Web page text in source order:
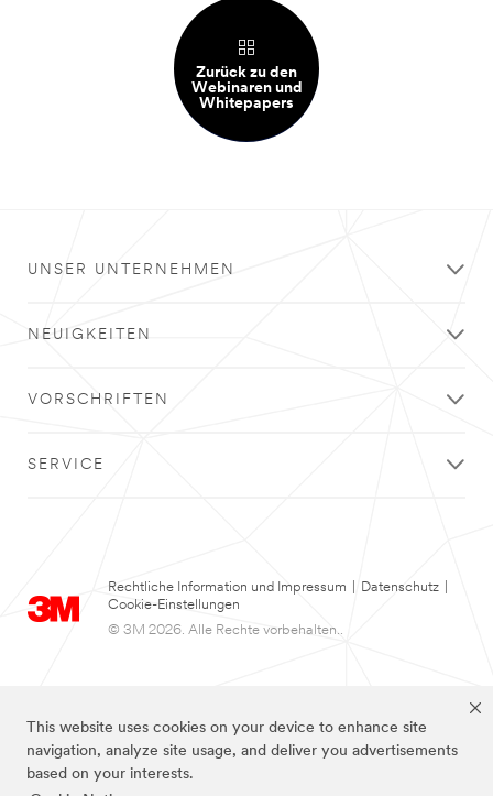
This website uses cookies on your device to enhance site
navigation, analyze site usage, and deliver you advertisements
based on your interests.
Zurück zu den
Webinaren und
Whitepapers
UNSER UNTERNEHMEN
NEUIGKEITEN
VORSCHRIFTEN
SERVICE
Rechtliche Information und Impressum Datenschutz
Cookie-Einstellungen
© 3M 2026. Alle Rechte vorbehalten..